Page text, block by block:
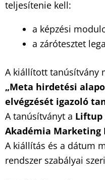
teljesítenie kell:
a képzési
a zárótesztet
A kiállított tanúsítvány
„Meta hirdetési
elvégzését igazoló
A tanúsítványt a Liftup
Akadémia Marketing
A kiállítás és a dátum
rendszer szabályai